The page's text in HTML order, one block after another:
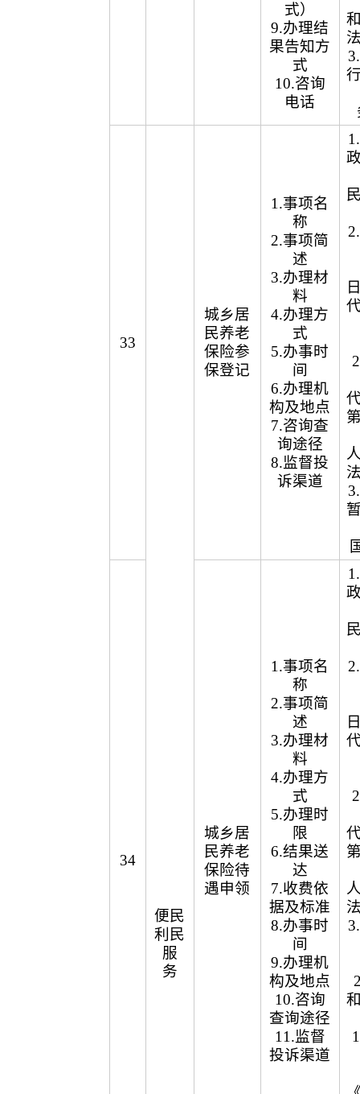
式）
9.办理结
果告知方
式
10.咨询
电话
33
便民
利民
服
务
城乡居
民养老
保险参
保登记
1.事项名
称
2.事项简
述
3.办理材
料
4.办理方
式
5.办事时
间
6.办理机
构及地点
7.咨询查
询途径
8.监督投
诉渠道
34
城乡居
民养老
保险待
遇申领
1.事项名
称
2.事项简
述
3.办理材
料
4.办理方
式
5.办理时
限
6.结果送
达
7.收费依
据及标准
8.办事时
间
9.办理机
构及地点
10.咨询
查询途径
11.监督
投诉渠道